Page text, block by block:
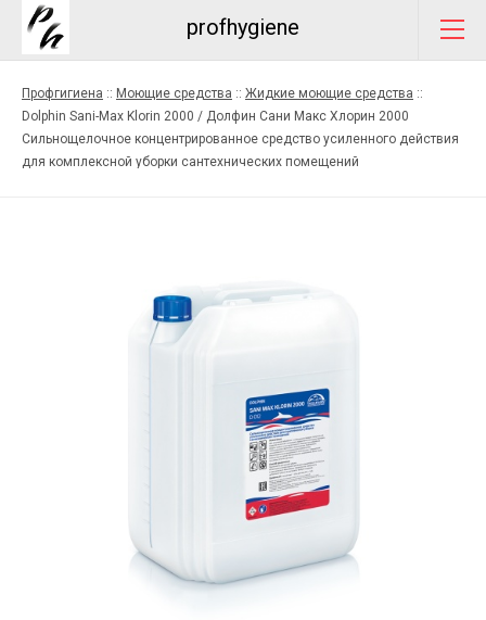
profhygiene
Профгигиена :: Моющие средства :: Жидкие моющие средства ::
Dolphin Sani-Max Klorin 2000 / Долфин Сани Макс Хлорин 2000
Сильнощелочное концентрированное средство усиленного действия
для комплексной уборки сантехнических помещений